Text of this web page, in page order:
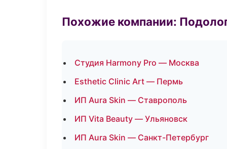
Похожие компании:
Студия Harmony Pro — Москва
Esthetic Clinic Art — Пермь
ИП Aura Skin — Ставрополь
ИП Vita Beauty — Ульяновск
ИП Aura Skin — Санкт-Петербург